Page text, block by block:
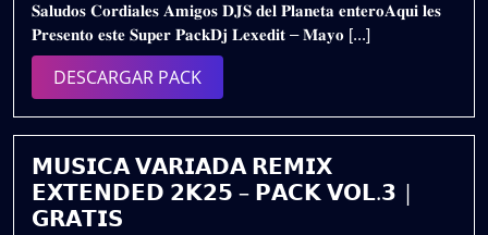
de
2025
𝗗𝗝
𝗟𝗘𝗫𝗘𝗗𝗜𝗧
𝐒𝐚𝐥𝐮𝐝𝐨𝐬 𝐂𝐨𝐫𝐝𝐢𝐚𝐥𝐞𝐬 𝐀𝐦𝐢𝐠𝐨𝐬 𝐃𝐉𝐒 𝐝𝐞𝐥 𝐏𝐥𝐚𝐧𝐞𝐭𝐚 𝐞𝐧𝐭𝐞𝐫𝐨𝐀𝐪𝐮𝐢 𝐥𝐞𝐬
𝐏𝐫𝐞𝐬𝐞𝐧𝐭𝐨 𝐞𝐬𝐭𝐞 𝐒𝐮𝐩𝐞𝐫 𝐏𝐚𝐜𝐤𝐃𝐣 𝐋𝐞𝐱𝐞𝐝𝐢𝐭 – 𝐌𝐚𝐲𝐨 [...]
DESCARGAR PACKDESCARGAR
PACK
𝗠𝗨𝗦𝗜𝗖𝗔 𝗩𝗔𝗥𝗜𝗔𝗗𝗔 𝗥𝗘𝗠𝗜𝗫
𝗘𝗫𝗧𝗘𝗡𝗗𝗘𝗗 𝟮𝗞𝟮𝟱 – 𝗣𝗔𝗖𝗞 𝗩𝗢𝗟.𝟯 |
𝗚𝗥𝗔𝗧𝗜𝗦